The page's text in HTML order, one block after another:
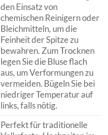
den Einsatz von
chemischen Reinigern oder
Bleichmitteln, um die
Feinheit der Spitze zu
bewahren. Zum Trocknen
legen Sie die Bluse flach
aus, um Verformungen zu
vermeiden. Bügeln Sie bei
niedriger Temperatur auf
links, falls nötig.
Perfekt für traditionelle